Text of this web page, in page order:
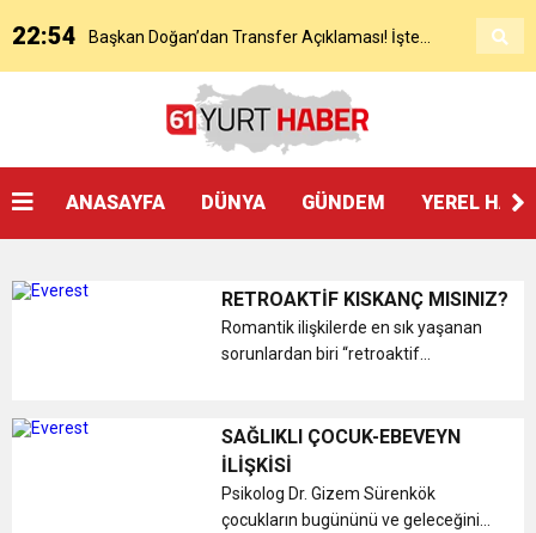
KAP’a Bildirdi
22:54 Başkan Doğan’dan Transfer Açıklaması! İşte
Mohamed Salah’ın Trabzon’da İlk Sözleri!
Başkan Ertuğrul Doğan Canlı Yayında Transferi
Trabzonspor Muhammed Salah Transferini
ANASAYFA DÜNYA GÜNDEM YEREL
RETROAKTİF KISKANÇ MISINIZ?
Romantik ilişkilerde en sık yaşanan
sorunlardan biri “retroaktif
hakkında çarpıcı bilgiler verdi.
Retroaktif kıskançlık, bir kişinin par...
SAĞLIKLI ÇOCUK-EBEVEYN
İLİŞKİSİ
Psikolog Dr. Gizem Sürenkök
çocukların bugününü ve geleceğini